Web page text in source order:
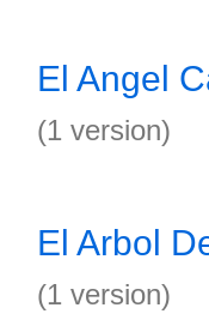
El Angel
(1 version)
El Arbol
(1 version)